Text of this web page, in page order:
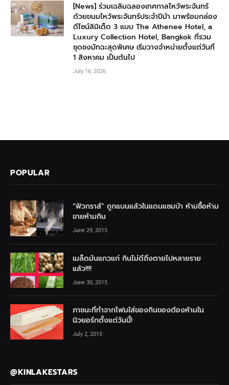
[News] ร่วมเฉลิมฉลองเทศกาลไหว้พระจันทร์
ด้วยขนมไหว้พระจันทร์ประจำปีม้า มาพร้อมกล่อง
ดีไซน์ลิมิเต็ด 3 แบบ The Athenee Hotel, a
Luxury Collection Hotel, Bangkok ที่รวม
ชุดชงมัทฉะสุดพิเศษ เริ่มวางจำหน่ายตั้งแต่วันที่
1 สิงหาคม เป็นต้นไป
July 16, 2026
POPULAR
“ฟัวกราส์” ถูกแบนแล้วในแดนแซมบ้า ห้ามซื้อห้าม
ขายห้ามกิน
June 29, 2015
เมล็ดมันแกวแก่ กินไม่ดีถึงตายไปหลายราย
แล้ว!!!!
June 30, 2015
ภาชนะที่ทำจากโฟมใส่ของกินของต้องห้ามใน
นิวยอร์กตั้งแต่วันนี้!
July 2, 2015
@KINLAKESTARS